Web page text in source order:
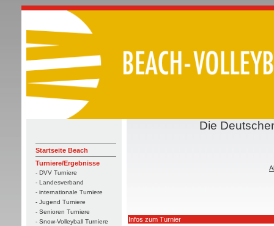
Startseite Beach
Turniere/Ergebnisse
- DVV Turniere
- Landesverband
- internationale Turniere
- Jugend Turniere
- Senioren Turniere
- Snow-Volleyball Turniere
Die
Infos zum Turnier